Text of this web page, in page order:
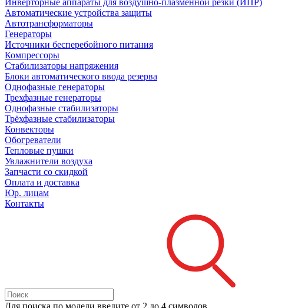
Инверторные аппараты для воздушно-плазменной резки (ИПР)
Автоматические устройства защиты
Автотрансформаторы
Генераторы
Источники бесперебойного питания
Компрессоры
Стабилизаторы напряжения
Блоки автоматического ввода резерва
Однофазные генераторы
Трехфазные генераторы
Однофазные стабилизаторы
Трёхфазные стабилизаторы
Конвекторы
Обогреватели
Тепловые пушки
Увлажнители воздуха
Запчасти со скидкой
Оплата и доставка
Юр. лицам
Контакты
Для поиска по модели введите от 2 до 4 символов.